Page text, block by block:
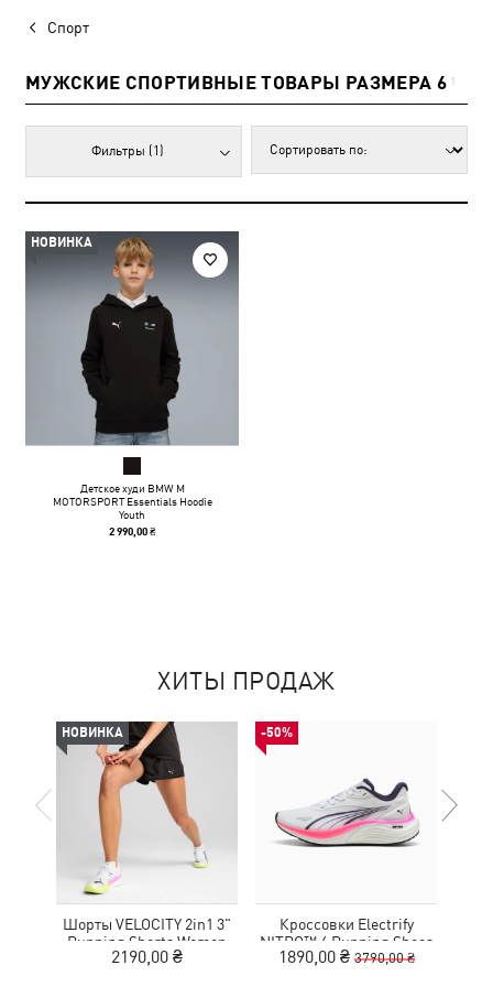
Спорт
МУЖСКИЕ СПОРТИВНЫЕ ТОВАРЫ РАЗМЕРА 6 1
Фильтры (1)
НОВИНКА
Детское худи BMW M
MOTORSPORT Essentials Hoodie
Youth
2 990,00 ₴
ХИТЫ ПРОДАЖ
НОВИНКА
Шорты VELOCITY 2in1 3"
Running Shorts Women
2190,00 ₴
-50%
Кроссовки Electrify
NITRO™ 4 Running Shoes
Youth
1890,00 ₴ 3790,00 ₴